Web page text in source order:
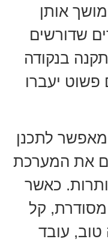
אותן
שדורשים
בנקודה
פשוט יעברו
לתכנן
את המערכת
כאשר
קל
טוב, עובד